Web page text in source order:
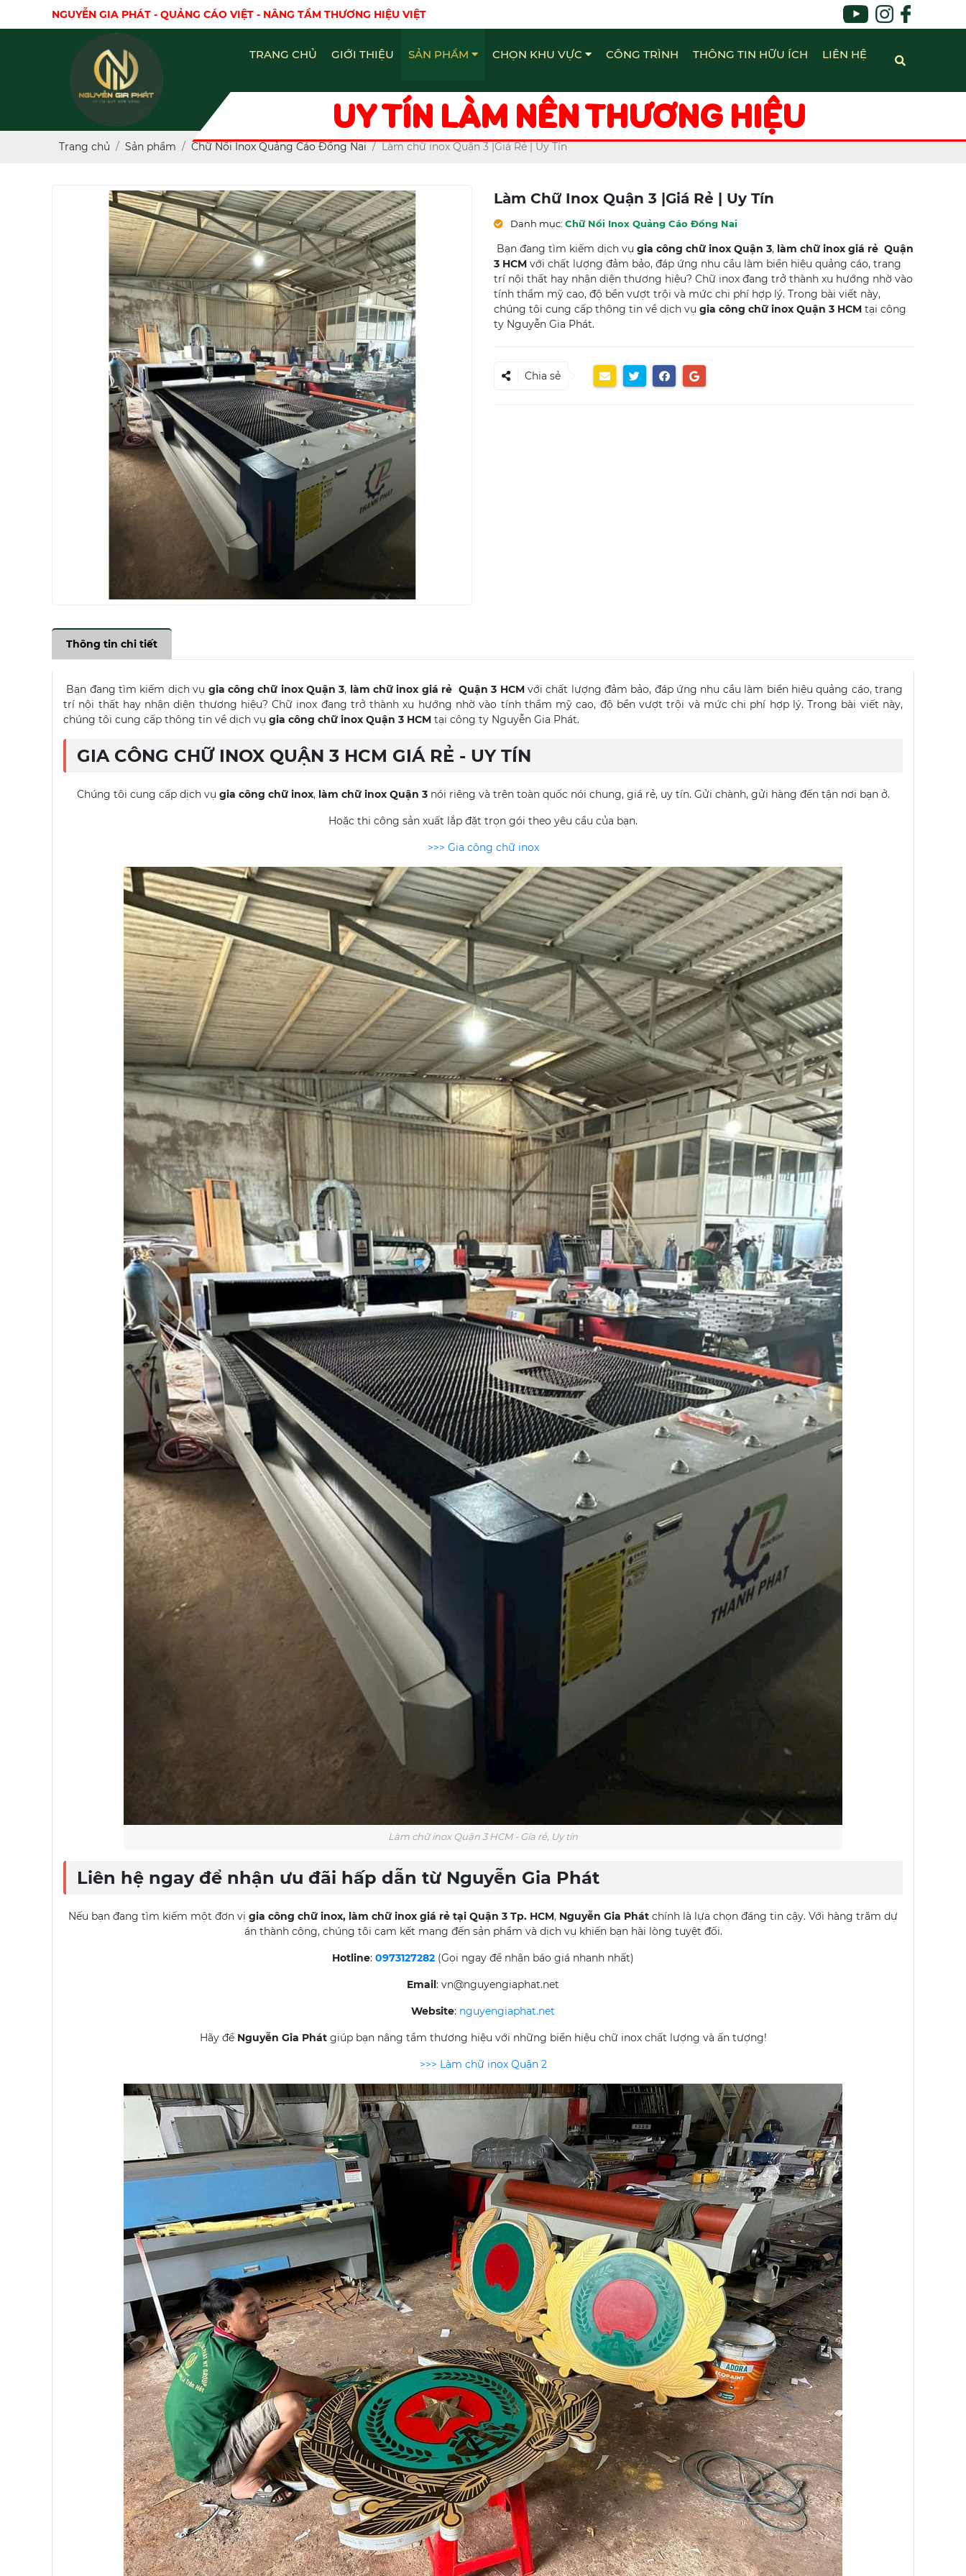
NGUYỄN GIA PHÁT - QUẢNG CÁO VIỆT - NÂNG TẦM THƯƠNG HIỆU VIỆT
TRANG CHỦ GIỚI THIỆU SẢN PHẨM CHỌN KHU VỰC CÔNG TRÌNH THÔNG TIN HỮU ÍCH LIÊN HỆ
UY TÍN LÀM NÊN THƯƠNG HIỆU
Trang chủ Sản phẩm Chữ Nổi Inox Quảng Cáo Đồng Nai Làm chữ inox Quận 3 |Giá Rẻ | Uy Tín
Làm Chữ Inox Quận 3 |Giá Rẻ | Uy Tín
Danh mục: Chữ Nổi Inox Quảng Cáo Đồng Nai
Bạn đang tìm kiếm dịch vụ gia công chữ inox Quận 3, làm chữ inox giá rẻ Quận
3 HCM với chất lượng đảm bảo, đáp ứng nhu cầu làm biển hiệu quảng cáo, trang
trí nội thất hay nhận diện thương hiệu? Chữ inox đang trở thành xu hướng nhờ vào
tính thẩm mỹ cao, độ bền vượt trội và mức chi phí hợp lý. Trong bài viết này,
chúng tôi cung cấp thông tin về dịch vụ gia công chữ inox Quận 3 HCM tại công
ty Nguyễn Gia Phát.
Chia sẻ
Thông tin chi tiết
Bạn đang tìm kiếm dịch vụ gia công chữ inox Quận 3, làm chữ inox giá rẻ Quận 3 HCMvới chất lượng đảm bảo, đáp ứng nhu cầu làm biển hiệu quảng cáo, trang
trí nội thất hay nhận diện thương hiệu? Chữ inox đang trở thành xu hướng nhờ vào tính thẩm mỹ cao, độ bền vượt trội và mức chi phí hợp lý. Trong bài viết này,
chúng tôi cung cấp thông tin về dịch vụ gia công chữ inox Quận 3 HCM tại công ty Nguyễn Gia Phát.
GIA CÔNG CHỮ INOX QUẬN 3 HCM GIÁ RẺ - UY TÍN
Chúng tôi cung cấp dịch vụ gia công chữ inox,làm chữ inox Quận 3nói riêng và trên toàn quốc nói chung, giá rẻ, uy tín. Gửi chành, gửi hàng đến tận nơi bạn ở.
Hoặc thi công sản xuất lắp đặt trọn gói theo yêu cầu của bạn.
>>> Gia công chữ inox
Làm chữ inox Quận 3 HCM - Gía rẻ, Uy tín
Liên hệ ngay để nhận ưu đãi hấp dẫn từ Nguyễn Gia Phát
Nếu bạn đang tìm kiếm một đơn vị gia công chữ inox, làm chữ inox giá rẻ tại Quận 3 Tp. HCM, Nguyễn Gia Phát chính là lựa chọn đáng tin cậy. Với hàng trăm dự
án thành công, chúng tôi cam kết mang đến sản phẩm và dịch vụ khiến bạn hài lòng tuyệt đối.
Hotline: 0973127282 (Gọi ngay để nhận báo giá nhanh nhất)
Email: vn@nguyengiaphat.net
Website: nguyengiaphat.net
Hãy để Nguyễn Gia Phátgiúp bạn nâng tầm thương hiệu với những biển hiệu chữ inox chất lượng và ấn tượng!
>>> Làm chữ inox Quận 2